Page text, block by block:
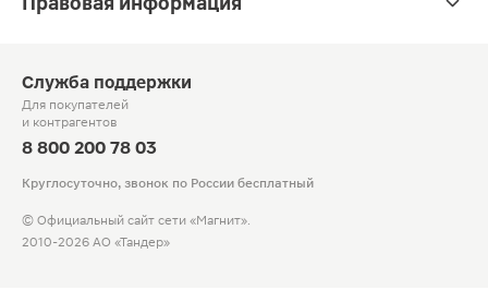
Служба поддержки
Для покупателей
и контрагентов
8 800 200 78 03
Круглосуточно, звонок по России бесплатный
© Официальный сайт сети «Магнит».
2010-2026 АО «Тандер»